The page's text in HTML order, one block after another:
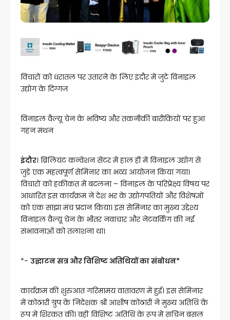
विचारों को धरातल पर उतारने के लिए इंदौर में जुटे विनाइल
उद्योग के दिग्गज
विनाइल वैल्यू चेन के भविष्य और तकनीकी बारीकियों पर हुआ
गहन मंथन
इंदौर। ब्रिलियंट कन्वेंशन सेंटर में हाल ही में विनाइल उद्योग से
जुड़े एक महत्वपूर्ण सेमिनार का भव्य आयोजन किया गया।
विचारों को हकीकत में बदलना – विनाइल के परिप्रेक्ष्य विषय पर
आधारित इस कार्यक्रम ने देश भर के उद्योगपतियों और विशेषज्ञों
को एक साझा मंच प्रदान किया। इस सेमिनार का मुख्य उद्देश्य
विनाइल वैल्यू चेन के भीतर नवाचार और नेटवर्किंग की नई
संभावनाओं को तलाशना था।
*- उद्घाटन सत्र और विशिष्ट अतिथियों का संबोधन*
कार्यक्रम की शुरुआत गरिमामय वातावरण में हुई। इस सेमिनार
में कोठारी ग्रुप के निदेशक श्री आशीष कोठारी ने मुख्य अतिथि के
रूप में शिरकत की। वहीं विशिष्ट अतिथि के रूप में सचिन बंसल